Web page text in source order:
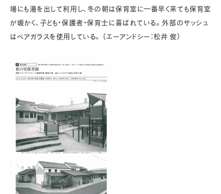
場にも湯を出して利用し、冬の朝は保育室に一番早く来ても保育室
が暖かく、子ども・保護者・保育士に喜ばれている。外部のサッシュ
はペアガラスを使用している。 (エーアンドシー：松井 俊）